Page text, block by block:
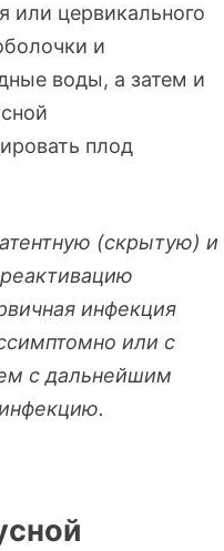
или цервикального
и
воды, а затем и
плод
(скрытую) и
инфекция
или с
с дальнейшим